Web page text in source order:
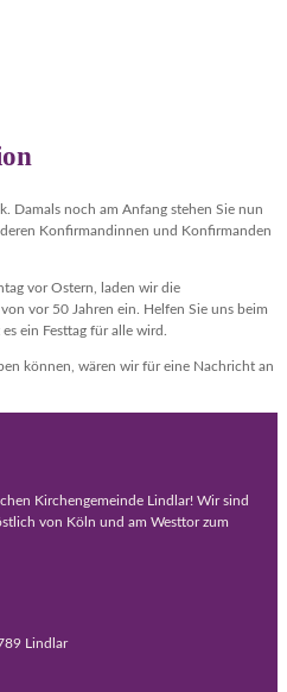
Damals noch am Anfang stehen Sie nun
Konfirmandinnen und Konfirmanden
vor Ostern, laden wir die
vor 50 Jahren ein. Helfen Sie uns beim
ein Festtag für alle wird.
können, wären wir für eine Nachricht an
Kirchengemeinde Lindlar! Wir sind
von Köln und am Westtor zum
Lindlar